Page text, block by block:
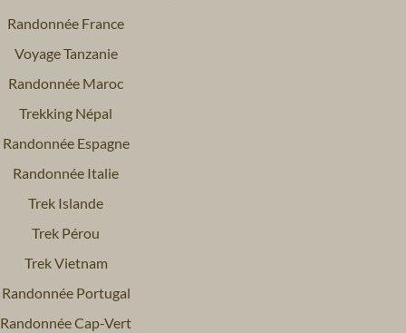
Randonnée France
Voyage Tanzanie
Randonnée Maroc
Trekking Népal
Randonnée Espagne
Randonnée Italie
Trek Islande
Trek Pérou
Trek Vietnam
Randonnée Portugal
Randonnée Cap-Vert